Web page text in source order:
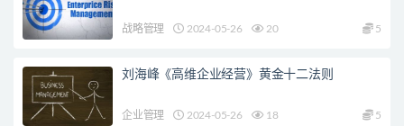
战略管理 2024-05-26 20 5
刘海峰《高维企业经营》黄金十二法则
企业管理 2024-05-26 18 5